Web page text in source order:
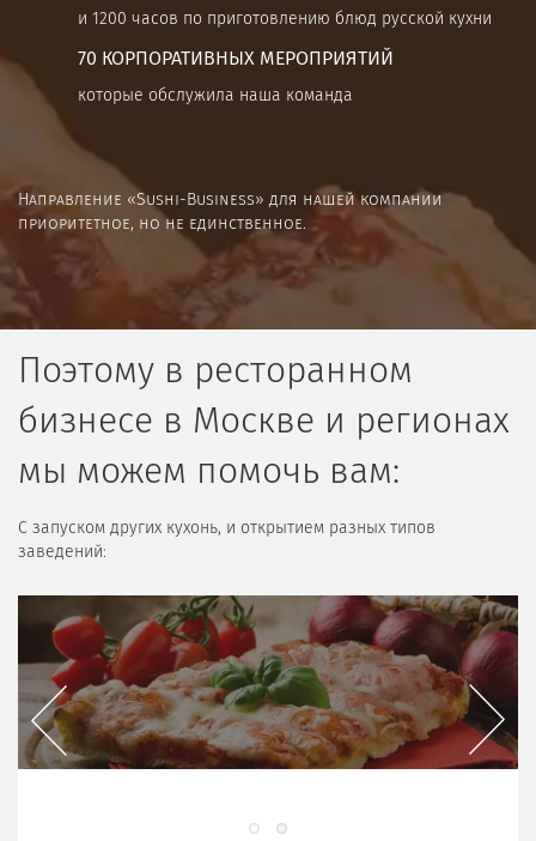
и 1200 часов по приготовлению блюд русской кухни
70 КОРПОРАТИВНЫХ МЕРОПРИЯТИЙ
которые обслужила наша команда
Направление «Sushi-Business» для нашей компании
приоритетное, но не единственное.
Поэтому в ресторанном
бизнесе в Москве и регионах
мы можем помочь вам:
С запуском других кухонь, и открытием разных типов
заведений:
Вьетнамская кухня
Previous Next